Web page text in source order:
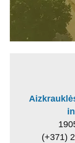
(+371)